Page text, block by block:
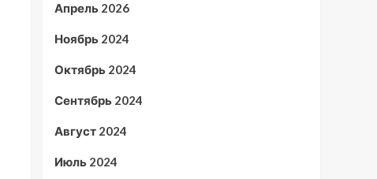
Апрель 2026
Ноябрь 2024
Октябрь 2024
Сентябрь 2024
Август 2024
Июль 2024